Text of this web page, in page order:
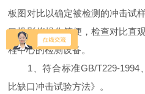
板图对比以确定被检测的冲击试
口投影仪操作简便，检查对比直
程中心的检测设备。
1、符合标准GB/T229-1994
比缺口冲击试验方法》。